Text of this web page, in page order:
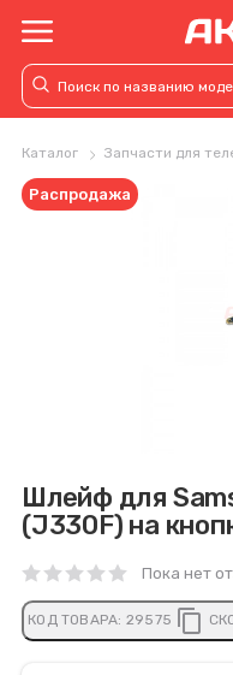
Каталог Запчасти для
Шлейф для
(J330F) на
Пока нет
КОД ТОВАРА: 29575 content_copy
Распродажа